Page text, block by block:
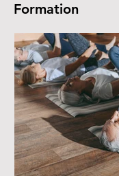
Formation